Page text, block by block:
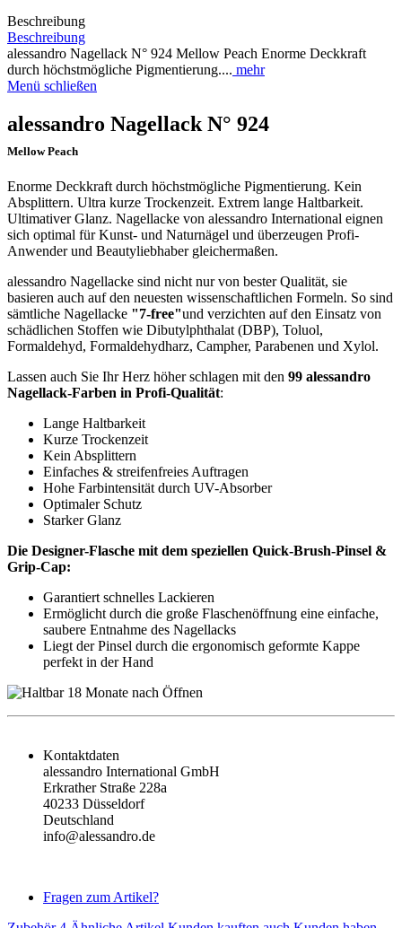
Beschreibung
Beschreibung
alessandro Nagellack N° 924 Mellow Peach Enorme Deckkraft
durch höchstmögliche Pigmentierung.... mehr
Menü schließen
alessandro Nagellack N° 924
Mellow Peach
Enorme Deckkraft durch höchstmögliche Pigmentierung. Kein
Absplittern. Ultra kurze Trockenzeit. Extrem lange Haltbarkeit.
Ultimativer Glanz. Nagellacke von alessandro International eignen
sich optimal für Kunst- und Naturnägel und überzeugen Profi-
Anwender und Beautyliebhaber gleichermaßen.
alessandro Nagellacke sind nicht nur von bester Qualität, sie
basieren auch auf den neuesten wissenschaftlichen Formeln. So sind
sämtliche Nagellacke "7-free"und verzichten auf den Einsatz von
schädlichen Stoffen wie Dibutylphthalat (DBP), Toluol,
Formaldehyd, Formaldehydharz, Campher, Parabenen und Xylol.
Lassen auch Sie Ihr Herz höher schlagen mit den 99 alessandro
Nagellack-Farben in Profi-Qualität:
Lange Haltbarkeit
Kurze Trockenzeit
Kein Absplittern
Einfaches & streifenfreies Auftragen
Hohe Farbintensität durch UV-Absorber
Optimaler Schutz
Starker Glanz
Die Designer-Flasche mit dem speziellen Quick-Brush-Pinsel &
Grip-Cap:
Garantiert schnelles Lackieren
Ermöglicht durch die große Flaschenöffnung eine einfache,
saubere Entnahme des Nagellacks
Liegt der Pinsel durch die ergonomisch geformte Kappe
perfekt in der Hand
Kontaktdaten
alessandro International GmbH
Erkrather Straße 228a
40233 Düsseldorf
Deutschland
info@alessandro.de
Fragen zum Artikel?